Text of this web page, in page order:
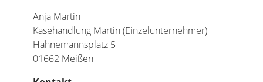
Anja Martin
Käsehandlung Martin (Einzelunternehmer)
Hahnemannsplatz 5
01662 Meißen